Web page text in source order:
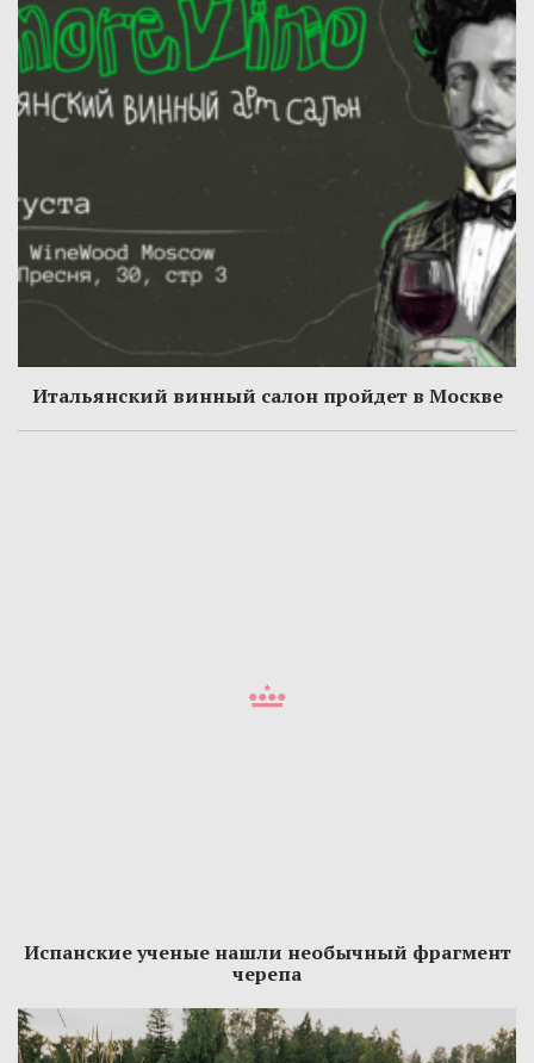
Итальянский винный салон пройдет в Москве
Испанские ученые нашли необычный фрагмент
черепа